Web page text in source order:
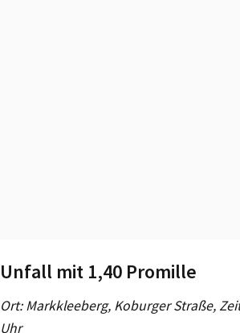
Unfall mit 1,40 Promille
Ort: Markkleeberg, Koburger Straße,
Uhr